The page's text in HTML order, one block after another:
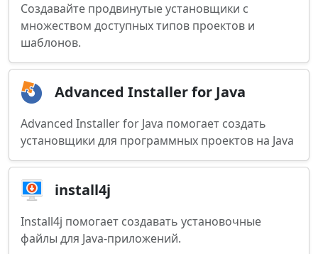
Создавайте продвинутые установщики с
множеством доступных типов проектов и
шаблонов.
Advanced Installer for Java
Advanced Installer for Java помогает создать
установщики для программных проектов на Java
install4j
Install4j помогает создавать установочные
файлы для Java-приложений.